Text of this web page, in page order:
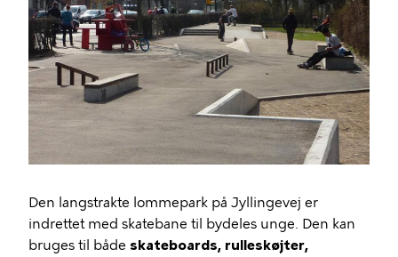
Den langstrakte lommepark på Jyllingevej er
indrettet med skatebane til bydeles unge. Den kan
bruges til både skateboards, rulleskøjter,